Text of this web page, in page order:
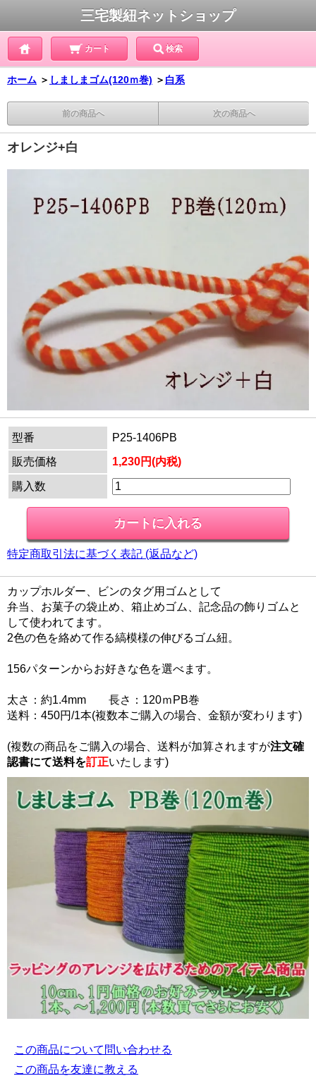
三宅製紐ネットショップ
カート 検索
ホーム ＞ しましまゴム(120ｍ巻) ＞ 白系
前の商品へ 次の商品へ
オレンジ+白
型番
P25-1406PB
販売価格
1,230円(内税)
購入数
特定商取引法に基づく表記 (返品など)
カップホルダー、ビンのタグ用ゴムとして
弁当、お菓子の袋止め、箱止めゴム、記念品の飾りゴムと
して使われてます。
2色の色を絡めて作る縞模様の伸びるゴム紐。
156パターンからお好きな色を選べます。
太さ：約1.4mm 長さ：120ｍPB巻
送料：450円/1本(複数本ご購入の場合、金額が変わります)
(複数の商品をご購入の場合、送料が加算されますが注文確
認書にて送料を訂正いたします)
この商品について問い合わせる
この商品を友達に教える